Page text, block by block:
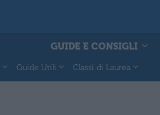
GUIDE E CONSIGLI
Guide Utili Classi di Laurea